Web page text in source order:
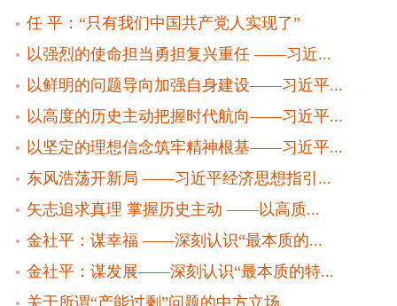
任 平：“只有我们中国共产党人实现了”
以强烈的使命担当勇担复兴重任 ——习近...
以鲜明的问题导向加强自身建设——习近平...
以高度的历史主动把握时代航向——习近平...
以坚定的理想信念筑牢精神根基——习近平...
东风浩荡开新局 ——习近平经济思想指引...
矢志追求真理 掌握历史主动 ——以高质...
金社平：谋幸福 ——深刻认识“最本质的...
金社平：谋发展——深刻认识“最本质的特...
关于所谓“产能过剩”问题的中方立场